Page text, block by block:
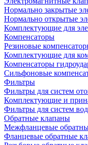
Нормально закрытые
Нормально открытые
Комплектующие для
Компенсаторы
Резиновые
Комплектующие для
Компенсаторы
Сильфоновые
Фильтры
Фильтры для систем
Комплектующие и
Фильтры для систем
Обратные клапаны
Межфланцевые
Фланцевые обратные